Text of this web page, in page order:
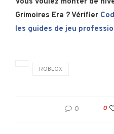
Grimoires Era ? Vérifier
les guides de jeu
ROBLOX
0 0